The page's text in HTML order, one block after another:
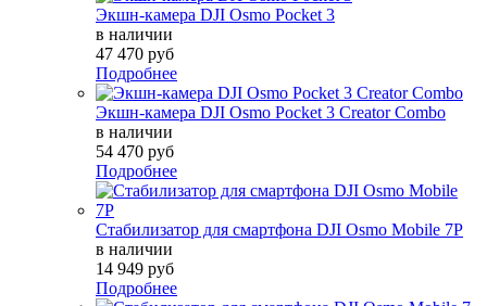
Экшн-камера DJI Osmo Pocket 3
в наличии
47 470 руб
Подробнее
Экшн-камера DJI Osmo Pocket 3 Creator Combo
в наличии
54 470 руб
Подробнее
Стабилизатор для смартфона DJI Osmo Mobile 7P
в наличии
14 949 руб
Подробнее